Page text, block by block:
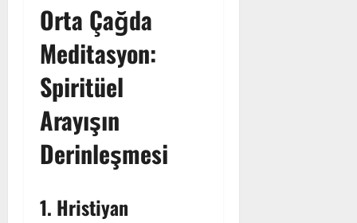
Orta Çağda
Meditasyon:
Spiritüel
Arayışın
Derinleşmesi
1. Hristiyan